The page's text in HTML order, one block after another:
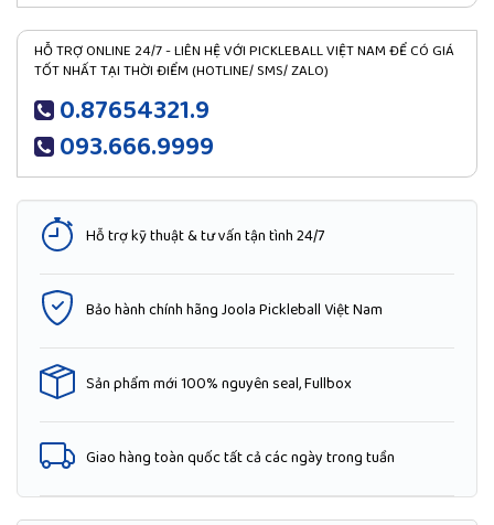
HỖ TRỢ ONLINE 24/7 - LIÊN HỆ VỚI PICKLEBALL VIỆT NAM ĐỂ CÓ GIÁ
TỐT NHẤT TẠI THỜI ĐIỂM (HOTLINE/ SMS/ ZALO)
0.87654321.9
093.666.9999
Hỗ trợ kỹ thuật & tư vấn tận tình 24/7
Bảo hành chính hãng Joola Pickleball Việt Nam
Sản phẩm mới 100% nguyên seal, Fullbox
Giao hàng toàn quốc tất cả các ngày trong tuần